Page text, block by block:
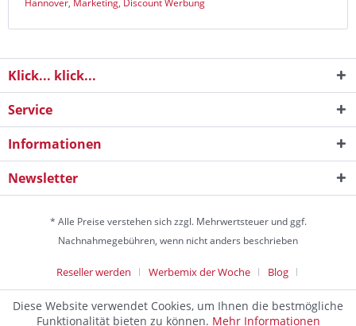
Hannover, Marketing, Discount Werbung
Klick... klick...
Service
Informationen
Newsletter
* Alle Preise verstehen sich zzgl. Mehrwertsteuer und ggf.
Nachnahmegebühren, wenn nicht anders beschrieben
Reseller werden Werbemix der Woche
Blog
Die Werbeagentur
Discountagentur Medien- & Werbeagentur aus Helmstedt Copyright
Diese Website verwendet Cookies, um Ihnen die bestmögliche
Funktionalität bieten zu können. Mehr Informationen